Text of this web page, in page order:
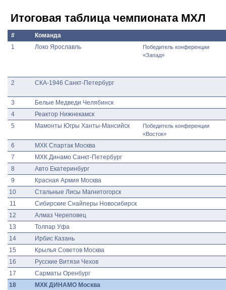
Итоговая таблица чемпионата МХЛ
#
Команда
1
Локо Ярославль
Победитель конференции
«Запад»
2 СКА-1946 Санкт-Петербург
3
Белые Медведи Челябинск
4
Реактор Нижнекамск
5
Мамонты Югры Ханты-Мансийск
Победитель конференции
«Восток»
6
МХК Спартак Москва
7
МХК Динамо Санкт-Петербург
8
Авто Екатеринбург
9
Красная Армия Москва
10
Стальные Лисы Магнитогорск
11
Сибирские Снайперы Новосибирск
12
Алмаз Череповец
13
Толпар Уфа
14
Ирбис Казань
15
Крылья Советов Москва
16
Русские Витязи Чехов
17
Сарматы Оренбург
18
МХК ДИНАМО Москва